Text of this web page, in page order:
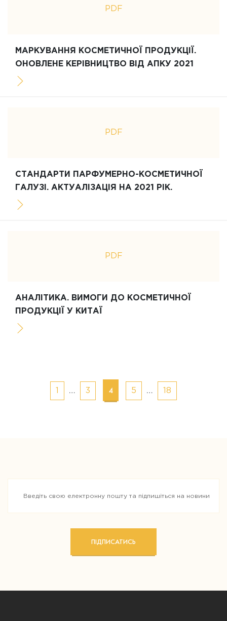
PDF
МАРКУВАННЯ КОСМЕТИЧНОЇ ПРОДУКЦІЇ.
ОНОВЛЕНЕ КЕРІВНИЦТВО ВІД АПКУ 2021
PDF
СТАНДАРТИ ПАРФУМЕРНО-КОСМЕТИЧНОЇ
ГАЛУЗІ. АКТУАЛІЗАЦІЯ НА 2021 РІК.
PDF
АНАЛІТИКА. ВИМОГИ ДО КОСМЕТИЧНОЇ
ПРОДУКЦІЇ У КИТАЇ
Posts
navigation
… 3 4 5 … 18
ПІДПИСАТИСЬ